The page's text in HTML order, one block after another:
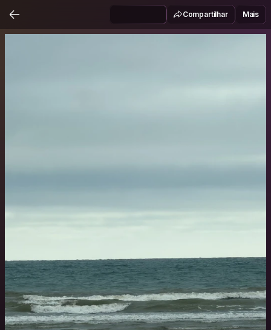
Compartilhar Mais